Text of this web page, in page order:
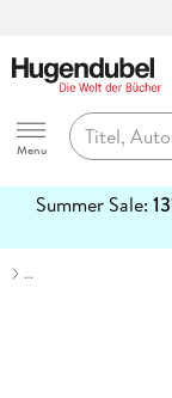
Hugendubel
Menu
Summer Sale:
erfahren
…